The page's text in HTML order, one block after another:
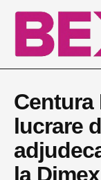
lucrare
la